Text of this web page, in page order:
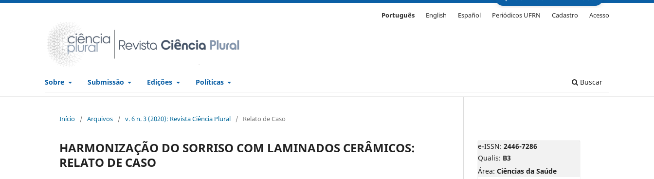
Sobre Submissão Edições Políticas Buscar
Português English Español Periódicos UFRN Cadastro Acesso
Início / Arquivos / v. 6 n. 3 (2020): Revista Ciência Plural / Relato de Caso
HARMONIZAÇÃO DO SORRISO COM LAMINADOS CERÂMICOS:
RELATO DE CASO
e-ISSN: 2446-7286
Qualis: B3
Área: Ciências da Saúde